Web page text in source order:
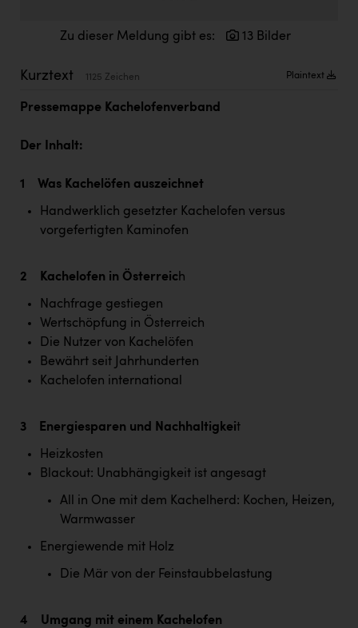
ERLUS AG
everfield
Firmenradl
IFE Austria GmbH
INTERSPORT Austria
Jesolo
Jane Goodall Institute Austria
Kärcher
KEBA
KIWI Kinderwunsch Institut Dr. Loimer
Kleider Bauer
Kremsmüller Anlagenbau GmbH
Maximarkt
Zu dieser Meldung gibt es: 13 Bilder
Kurztext 1125 Zeichen Plaintext
Pressemappe Kachelofenverband
Der Inhalt:
1 Was Kachelöfen auszeichnet
Handwerklich gesetzter Kachelofen versus
vorgefertigten Kaminofen
2 Kachelofen in Österreich
Nachfrage gestiegen
Wertschöpfung in Österreich
Die Nutzer von Kachelöfen
Bewährt seit Jahrhunderten
Kachelofen international
3 Energiesparen und Nachhaltigkeit
Heizkosten
Blackout: Unabhängigkeit ist angesagt
All in One mit dem Kachelherd: Kochen, Heizen,
Warmwasser
Energiewende mit Holz
Die Mär von der Feinstaubbelastung
4 Umgang mit einem Kachelofen